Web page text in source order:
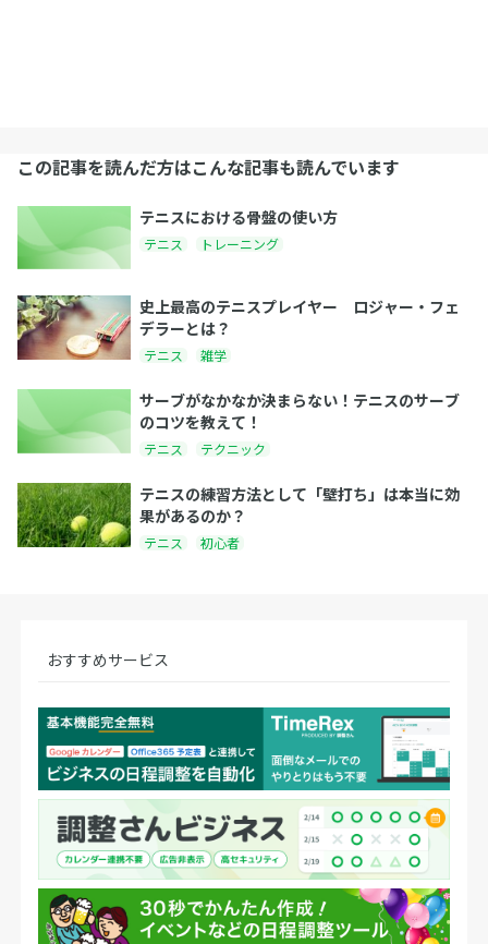
この記事を読んだ方はこんな記事も読んでいます
テニスにおける骨盤の使い方
テニス トレーニング
史上最高のテニスプレイヤー ロジャー・フェ
デラーとは？
テニス 雑学
サーブがなかなか決まらない！テニスのサーブ
のコツを教えて！
テニス テクニック
テニスの練習方法として「壁打ち」は本当に効
果があるのか？
テニス 初心者
おすすめサービス